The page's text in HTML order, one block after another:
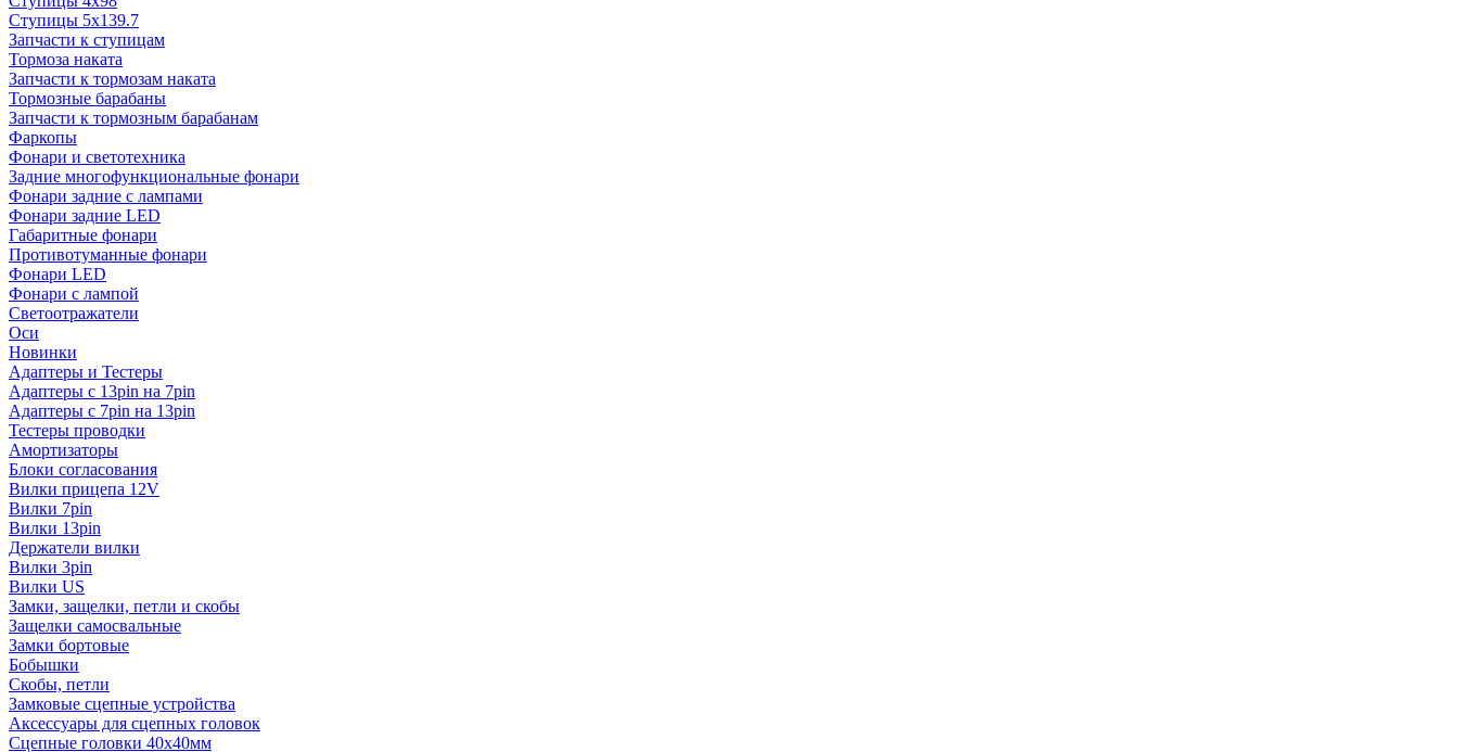
Ступицы 5x139.7
Запчасти к ступицам
Тормоза наката
Запчасти к тормозам наката
Тормозные барабаны
Запчасти к тормозным барабанам
Фаркопы
Фонари и светотехника
Задние многофункциональные фонари
Фонари задние с лампами
Фонари задние LED
Габаритные фонари
Противотуманные фонари
Фонари LED
Фонари с лампой
Светоотражатели
Оси
Новинки
Адаптеры и Тестеры
Адаптеры с 13pin на 7pin
Адаптеры с 7pin на 13pin
Тестеры проводки
Амортизаторы
Блоки согласования
Вилки прицепа 12V
Вилки 7pin
Вилки 13pin
Держатели вилки
Вилки 3pin
Вилки US
Замки, защелки, петли и скобы
Защелки самосвальные
Замки бортовые
Бобышки
Скобы, петли
Замковые сцепные устройства
Аксессуары для сцепных головок
Сцепные головки 40x40мм